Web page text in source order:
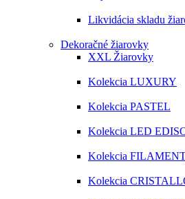
Likvidácia skladu
Dekoračné žiarovky
XXL Žiarovky
Kolekcia LUXURY
Kolekcia PASTEL
Kolekcia LED
Kolekcia
Kolekcia